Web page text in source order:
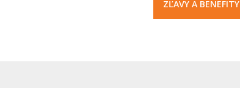
ZĽAVY A BENEFITY